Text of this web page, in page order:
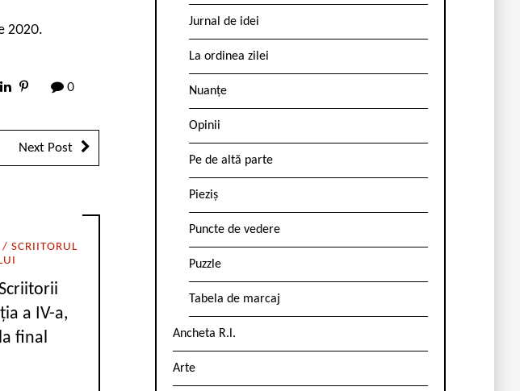
2020.
0
Next Post
SCRIITORUL
a IV-a,
final
Jurnal de idei
La ordinea zilei
Nuanțe
Opinii
Pe de altă parte
Pieziș
Puncte de vedere
Puzzle
Tabela de marcaj
Ancheta R.l.
Arte